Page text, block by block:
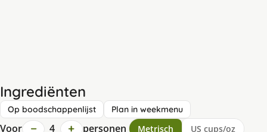
Ingrediënten
Op boodschappenlijst Plan in weekmenu
Voor − 4 + personen Metrisch US cups/oz